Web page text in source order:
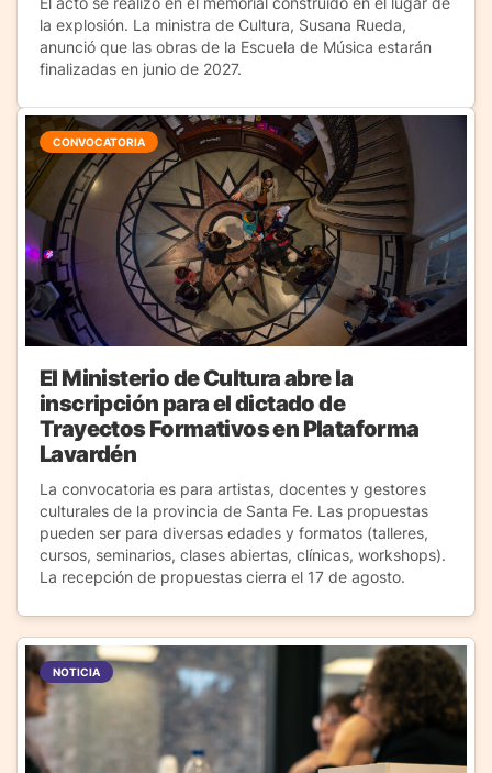
la explosión. La ministra de Cultura, Susana Rueda,
anunció que las obras de la Escuela de Música estarán
finalizadas en junio de 2027.
CONVOCATORIA
El Ministerio de Cultura abre la
inscripción para el dictado de
Trayectos Formativos en Plataforma
Lavardén
La convocatoria es para artistas, docentes y gestores
culturales de la provincia de Santa Fe. Las propuestas
pueden ser para diversas edades y formatos (talleres,
cursos, seminarios, clases abiertas, clínicas, workshops).
La recepción de propuestas cierra el 17 de agosto.
NOTICIA